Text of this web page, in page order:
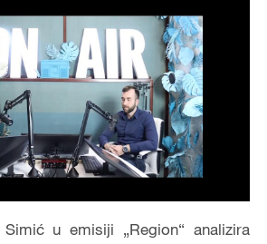
u emisiji „Region“ analizira